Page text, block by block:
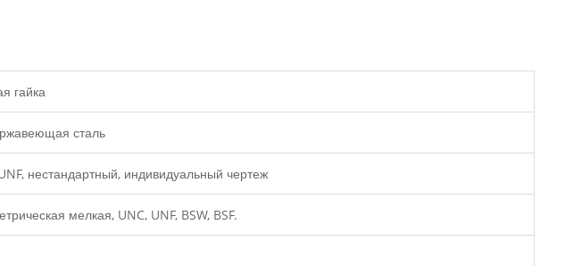
гайка
сталь
нестандартный, индивидуальный чертеж
мелкая, UNC, UNF, BSW, BSF.